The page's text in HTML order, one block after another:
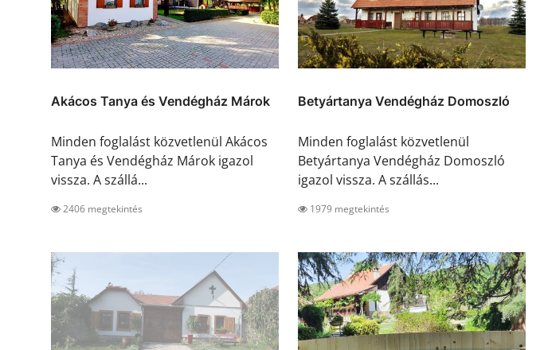
Akácos Tanya és Vendégház Márok
Minden foglalást közvetlenül Akácos
Tanya és Vendégház Márok igazol
vissza. A szállá...
2406 megtekintés
Betyártanya Vendégház Domoszló
Minden foglalást közvetlenül
Betyártanya Vendégház Domoszló
igazol vissza. A szállás...
1979 megtekintés